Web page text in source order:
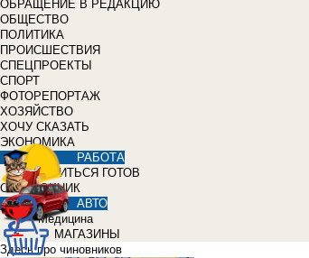
ОБРАЩЕНИЕ В РЕДАКЦИЮ
ОБЩЕСТВО
ПОЛИТИКА
ПРОИСШЕСТВИЯ
СПЕЦПРОЕКТЫ
СПОРТ
ФОТОРЕПОРТАЖ
ХОЗЯЙСТВО
ХОЧУ СКАЗАТЬ
ЭКОНОМИКА
РАБОТА
УЧИТЬСЯ ГОТОВ
СПРАВОЧНИК
АВТО
Медицина
МАГАЗИНЫ
Здесь про чиновников